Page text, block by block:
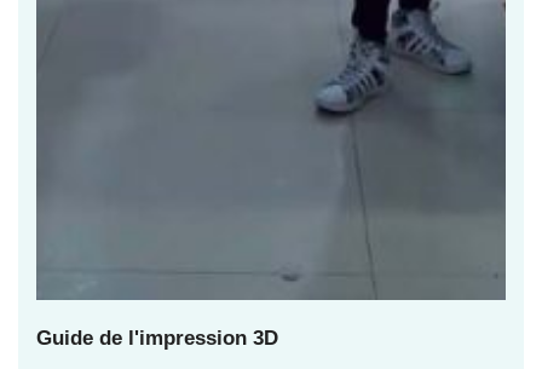
Guide de l'impression 3D